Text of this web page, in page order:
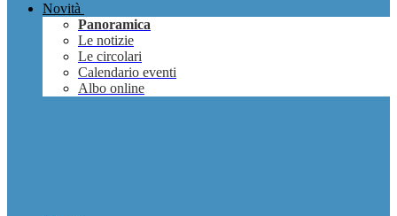
Novità
Panoramica
Le notizie
Le circolari
Calendario eventi
Albo online